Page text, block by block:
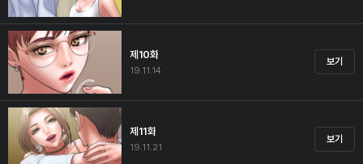
제10화
19.11.14
보기
제11화
19.11.21
보기